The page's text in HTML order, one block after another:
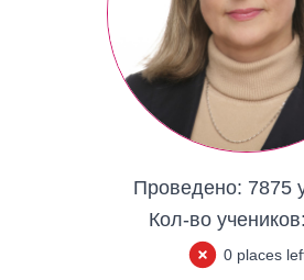
Проведено: 7875
Кол-во учеников:
0 places